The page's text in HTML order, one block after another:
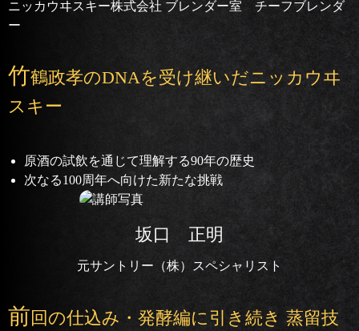
ニッカウヰスキー株式会社 ブレンダー室 チーフブレンダ
ー
竹鶴政孝のDNAを受け継いだニッカウヰ
スキー
原酒の試飲を通じて理解する90年の歴史
次なる100周年へ向けた新たな挑戦
坂口 正明
元サントリー（株）スペシャリスト
前回の仕込み・発酵編に引き続き 蒸留技